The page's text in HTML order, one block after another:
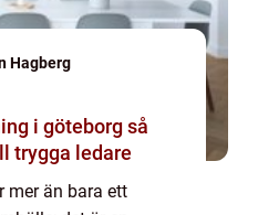
Hagberg
i göteborg så
trygga ledare
mer än bara ett